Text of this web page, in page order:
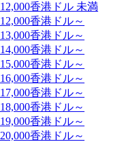
12,000香港ドル 未満
12,000香港ドル～
13,000香港ドル～
14,000香港ドル～
15,000香港ドル～
16,000香港ドル～
17,000香港ドル～
18,000香港ドル～
19,000香港ドル～
20,000香港ドル～